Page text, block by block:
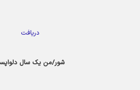
دریافت
شور/من یک سال دلواپسم